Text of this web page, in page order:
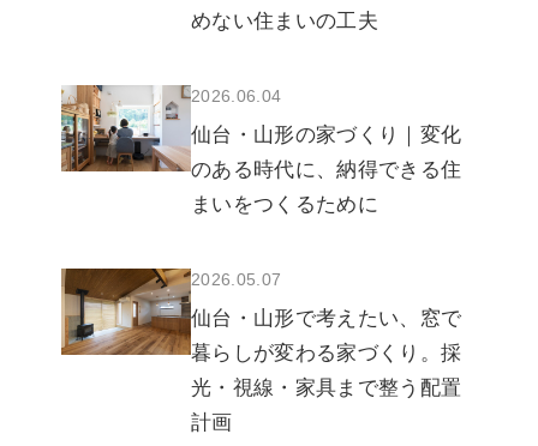
めない住まいの工夫
2026.06.04
仙台・山形の家づくり｜変化
のある時代に、納得できる住
まいをつくるために
2026.05.07
仙台・山形で考えたい、窓で
暮らしが変わる家づくり。採
光・視線・家具まで整う配置
計画